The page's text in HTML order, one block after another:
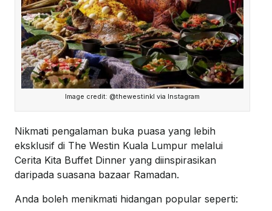
Image credit: @thewestinkl via Instagram
Nikmati pengalaman buka puasa yang lebih
eksklusif di The Westin Kuala Lumpur melalui
Cerita Kita Buffet Dinner yang diinspirasikan
daripada suasana bazaar Ramadan.
Anda boleh menikmati hidangan popular seperti: